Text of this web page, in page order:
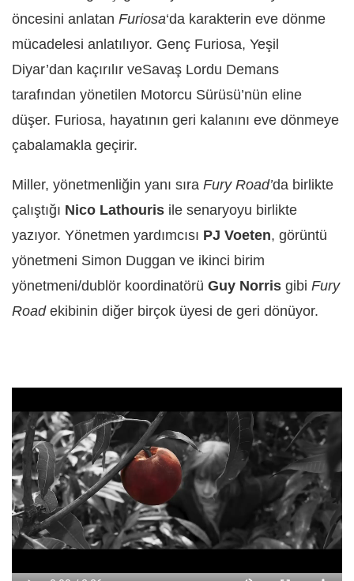
öncesini anlatan Furiosa‘da karakterin eve dönme
mücadelesi anlatılıyor. Genç Furiosa, Yeşil
Diyar’dan kaçırılır veSavaş Lordu Demans
tarafından yönetilen Motorcu Sürüsü’nün eline
düşer. Furiosa, hayatının geri kalanını eve dönmeye
çabalamakla geçirir.
Miller, yönetmenliğin yanı sıra Fury Road’da birlikte
çalıştığı Nico Lathouris ile senaryoyu birlikte
yazıyor. Yönetmen yardımcısı PJ Voeten, görüntü
yönetmeni Simon Duggan ve ikinci birim
yönetmeni/dublör koordinatörü Guy Norris gibi Fury
Roadekibinin diğer birçok üyesi de geri dönüyor.